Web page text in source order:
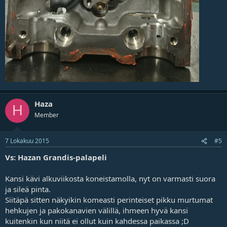
H Haza
Member
7 Lokakuu 2015 #5
Vs: Hazan Grandis-palapeli
Kansi kävi alkuviikosta koneistamolla, nyt on varmasti suora
ja sileä pinta.
Siitäpä sitten näkyikin komeasti perinteiset pikku murtumat
hehkujen ja pakokanavien välillä, ihmeen hyvä kansi
kuitenkin kun niitä ei ollut kuin kahdessa paikassa ;D